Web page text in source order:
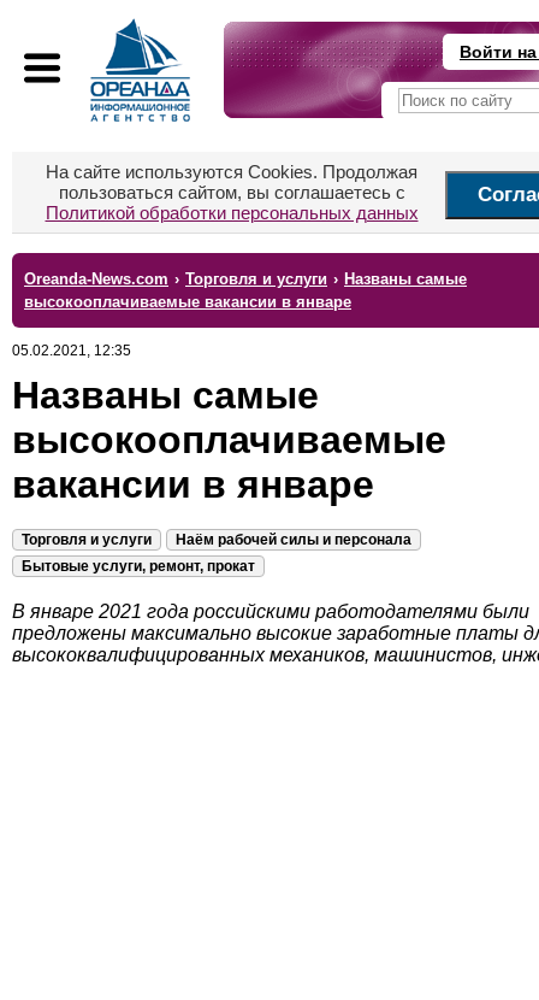
Войти
На сайте используются Cookies. Продолжая
пользоваться сайтом, вы соглашаетесь с
Политикой обработки персональных данных
Oreanda-News.com › Торговля и услуги › Названы самые
высокооплачиваемые вакансии в январе
05.02.2021, 12:35
Названы самые
высокооплачиваемые
вакансии в январе
Торговля и услуги
Наём рабочей силы и персонала
Бытовые услуги, ремонт, прокат
В январе 2021 года российскими работодателями были
предложены максимально высокие заработные платы
высококвалифицированных механиков, машинистов,